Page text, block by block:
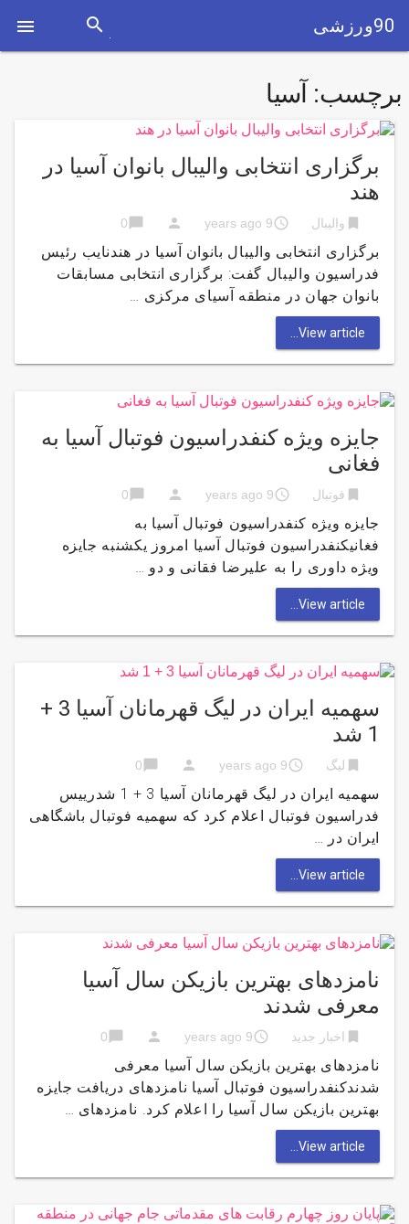
 90ورزشی search
برچسب: آسیا
برگزاری انتخابی والیبال بانوان آسیا در
هند
bookmark والیبال access_time
9 years ago
person
chat_bubble
0
برگزاری انتخابی والیبال بانوان آسیا در هندنایب رئیس
فدراسیون والیبال گفت: برگزاری انتخابی مسابقات
بانوان جهان در منطقه آسیای مرکزی …
View article...
جایزه ویژه کنفدراسیون فوتبال آسیا به
فغانی
bookmark فوتبال access_time
9 years ago
person
0
جایزه ویژه کنفدراسیون فوتبال آسیا به
فغانیکنفدراسیون فوتبال آسیا امروز یکشنبه جایزه
ویژه داوری را به علیرضا فقانی و دو …
View article...
سهمیه ایران در لیگ قهرمانان آسیا 3 +
1 شد
bookmark لیگ access_time
9 years ago
person
chat_bubble
0
سهمیه ایران در لیگ قهرمانان آسیا 3 + 1 شدرییس
فدراسیون فوتبال اعلام کرد که سهمیه فوتبال باشگاهی
ایران در …
View article...
نامزدهای بهترین بازیکن سال آسیا
معرفی شدند
bookmark اخبار جدید access_time
9 years ago
person
chat_bubble
0
نامزدهای بهترین بازیکن سال آسیا معرفی
شدندکنفدراسیون فوتبال آسیا نامزدهای دریافت جایزه
بهترین بازیکن سال آسیا را اعلام کرد. نامزدهای …
View article...